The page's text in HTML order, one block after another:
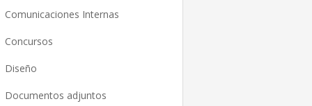
Comunicaciones Internas
Concursos
Diseño
Documentos adjuntos